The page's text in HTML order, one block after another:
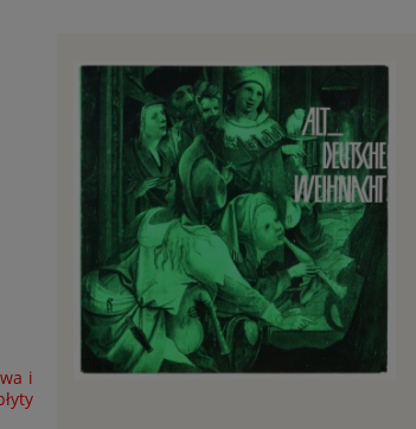
i